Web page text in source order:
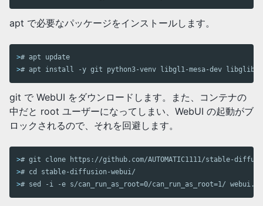
apt で必要なパッケージをインストールします。
># apt update
># apt install -y git python3-venv libgl1-mesa-dev
git で WebUI をダウンロードします。また、コンテナの
中だと root ユーザーになってしまい、WebUI の起動がブ
ロックされるので、それを回避します。
># git clone https://github.com/AUTOMATIC1111/stable-
># cd stable-diffusion-webui/
># sed -i -e s/can_run_as_root=0/can_run_as_root=1/ webui.sh